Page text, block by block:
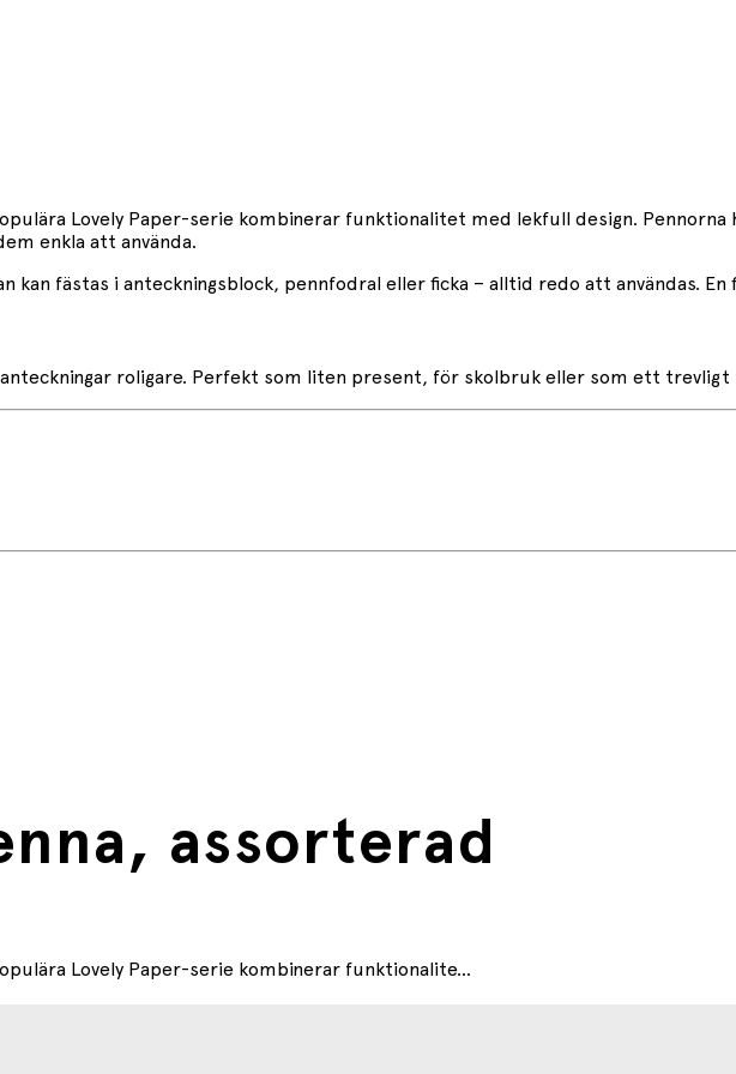
Lovely Paper-serie kombinerar funktionalitet med lekfull design.
enkla att använda.
kan fästas i anteckningsblock, pennfodral eller ficka – alltid redo att användas.
anteckningar roligare. Perfekt som liten present, för skolbruk eller som ett
assorterad
Lovely Paper-serie kombinerar funktionalite...